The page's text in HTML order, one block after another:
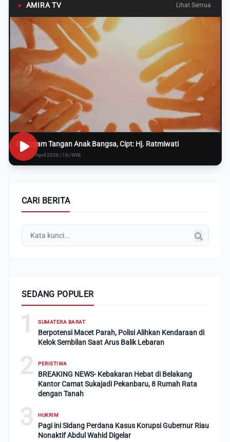
● AMIRA TV Lihat Semua
Genggam Tangan Anak Bangsa, Cipt: Hj. Ratmiwati
Rabu, 8 April 2026 | 16:i WIB
CARI BERITA
SEDANG POPULER
1 SUMATERA BARAT
Berpotensi Macet Parah, Polisi Alihkan Kendaraan di
Kelok Sembilan Saat Arus Balik Lebaran
2 PERISTIWA
BREAKING NEWS- Kebakaran Hebat di Belakang
Kantor Camat Sukajadi Pekanbaru, 8 Rumah Rata
dengan Tanah
3 HUKRIM
Pagi ini Sidang Perdana Kasus Korupsi Gubernur Riau
Nonaktif Abdul Wahid Digelar